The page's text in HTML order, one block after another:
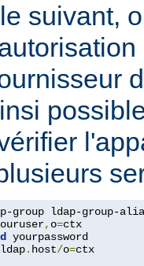
suivant,
group ldap-group-
, o=ctx
yourpassword
ldap. host/o=